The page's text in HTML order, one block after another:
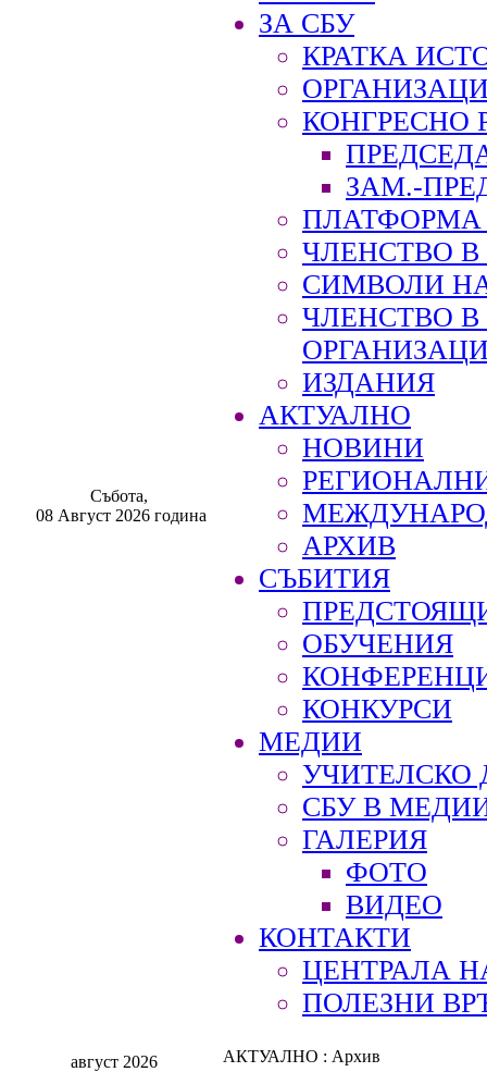
Събота,
08 Август 2026 година
ЗА СБУ
КРАТКА
КОНГРЕСНО
ЗАМ.-
ПЛАТФОРМА
ЧЛЕНСТВО В
СИМВОЛИ
ЧЛЕНСТВО
ИЗДАНИЯ
АКТУАЛНО
НОВИНИ
АРХИВ
СЪБИТИЯ
ОБУЧЕНИЯ
КОНКУРСИ
МЕДИИ
УЧИТЕЛСКО
СБУ В
ГАЛЕРИЯ
ФОТО
ВИДЕО
КОНТАКТИ
ЦЕНТРАЛА
ПОЛЕЗНИ
август 2026 АКТУАЛНО : Архив